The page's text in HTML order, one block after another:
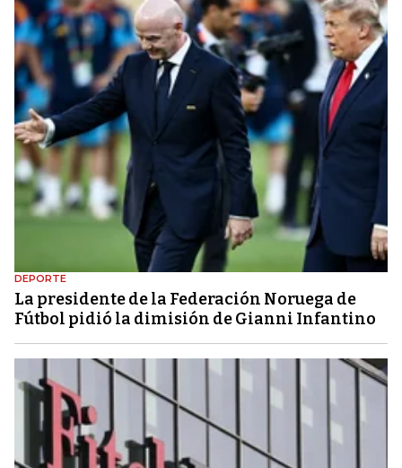
DEPORTE
La presidente de la Federación Noruega de
Fútbol pidió la dimisión de Gianni Infantino